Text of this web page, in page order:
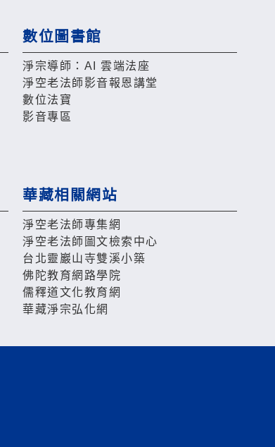
數位圖書館
淨宗導師：AI 雲端法座
淨空老法師影音報恩講堂
數位法寶
影音專區
華藏相關網站
淨空老法師專集網
淨空老法師圖文檢索中心
台北靈巖山寺雙溪小築
佛陀教育網路學院
儒釋道文化教育網
華藏淨宗弘化網